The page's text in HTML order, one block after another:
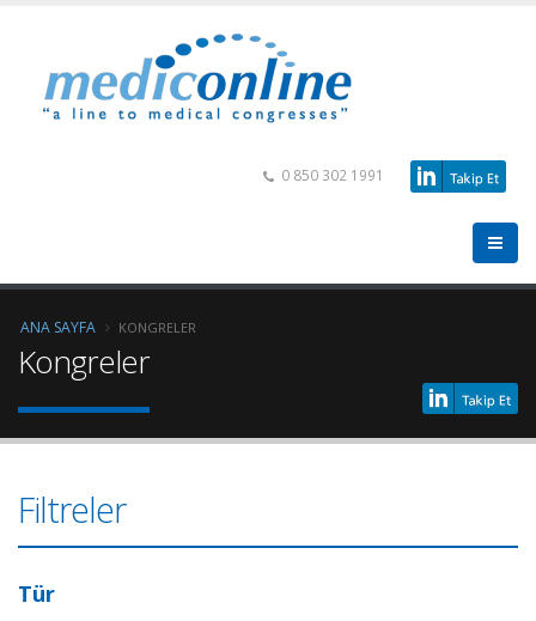
0 850 302 1991
ANA SAYFA KONGRELER
Kongreler
Filtreler
Tür